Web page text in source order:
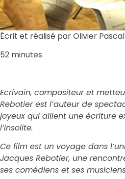
Écrit et réalisé par Olivier Pascal
52 minutes
Ecrivain, compositeur et
Rebotier est l’auteur de
joyeux qui allient une écriture
l’insolite.
Ce film est un voyage dans
Jacques Rebotier, une
ses comédiens et ses